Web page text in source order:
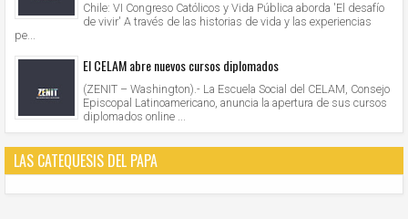
Chile: VI Congreso Católicos y Vida Pública aborda 'El desafío
de vivir' A través de las historias de vida y las experiencias
pe...
El CELAM abre nuevos cursos diplomados
(ZENIT – Washington).- La Escuela Social del CELAM, Consejo
Episcopal Latinoamericano, anuncia la apertura de sus cursos
diplomados online ...
LAS CATEQUESIS DEL PAPA